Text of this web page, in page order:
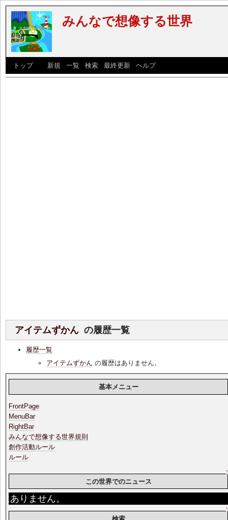
みんなで想像する世界
トップ] [ 新規 一覧 検索| 最終更新| ヘルプ]
アイテムずかん の履歴一覧
履歴一覧
アイテムずかん の履歴はありません。
基本メニュー
FrontPage
MenuBar
RightBar
みんなで想像する世界規則
創作活動ルール
ルール
↑
この世界でのニュース
りません。
↑